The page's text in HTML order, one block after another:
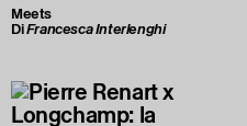
Meets
DiFrancesca Interlenghi